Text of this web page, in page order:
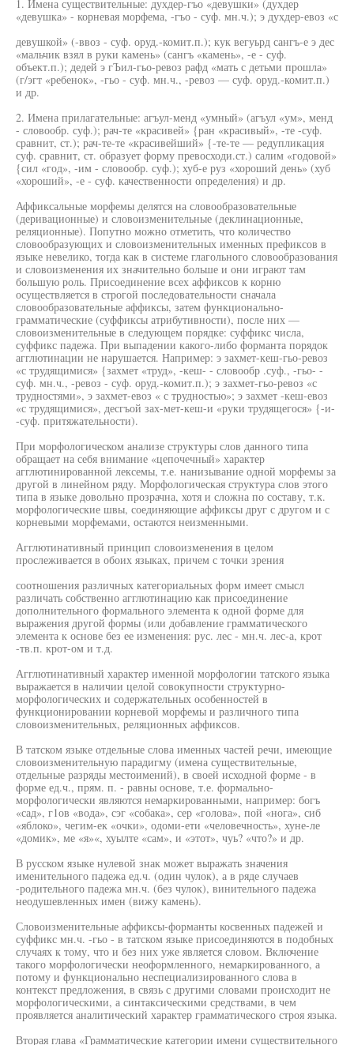
1. Имена существительные: духдер-гъо «девушки» (духдер
«девушка» - корневая морфема, -гъо - суф. мн.ч.); э духдер-евоз «с
девушкой» (-ввоз - суф. оруд.-комит.п.); кук вегуьрд сангъ-е э дес
«мальчик взял в руки камень» (сангъ «камень», -е - суф.
объект.п.); дедей э гЪил-гьо-ревоз рафд «мать с детьми прошла»
(г/эгт «ребенок», -гьо - суф. мн.ч., -ревоз — суф. оруд.-комит.п.)
и др.
2. Имена прилагательные: агъул-менд «умный» (агъул «ум», менд
- словообр. суф.); рач-те «красивей» {ран «красивый», -те -суф.
сравнит, ст.); рач-те-те «красивейший» {-те-те — редупликация
суф. сравнит, ст. образует форму превосходи.ст.) салим «годовой»
{сил «год», -им - словообр. суф.); хуб-е руз «хороший день» (хуб
«хороший», -е - суф. качественности определения) и др.
Аффиксальные морфемы делятся на словообразовательные
(деривационные) и словоизменительные (деклинационные,
реляционные). Попутно можно отметить, что количество
словообразующих и словоизменительных именных префиксов в
языке невелико, тогда как в системе глагольного словообразования
и словоизменения их значительно больше и они играют там
большую роль. Присоединение всех аффиксов к корню
осуществляется в строгой последовательности сначала
словообразовательные аффиксы, затем функционально-
грамматические (суффиксы атрибутивности), после них —
словоизменительные в следующем порядке: суффикс числа,
суффикс падежа. При выпадении какого-либо форманта порядок
агглютинации не нарушается. Например: э захмет-кеш-гьо-ревоз
«с трудящимися» {захмет «труд», -кеш- - словообр .суф., -гьо- -
суф. мн.ч., -ревоз - суф. оруд.-комит.п.); э захмет-гьо-ревоз «с
трудностями», э захмет-евоз « с трудностью»; э захмет -кеш-евоз
«с трудящимися», десгъой зах-мет-кеш-и «руки трудящегося» {-и-
-суф. притяжательности).
При морфологическом анализе структуры слов данного типа
обращает на себя внимание «цепочечный» характер
агглютинированной лексемы, т.е. нанизывание одной морфемы за
другой в линейном ряду. Морфологическая структура слов этого
типа в языке довольно прозрачна, хотя и сложна по составу, т.к.
морфологические швы, соединяющие аффиксы друг с другом и с
корневыми морфемами, остаются неизменными.
Агглютинативный принцип словоизменения в целом
прослеживается в обоих языках, причем с точки зрения
соотношения различных категориальных форм имеет смысл
различать собственно агглютинацию как присоединение
дополнительного формального элемента к одной форме для
выражения другой формы (или добавление грамматического
элемента к основе без ее изменения: рус. лес - мн.ч. лес-а, крот
-тв.п. крот-ом и т.д.
Агглютинативный характер именной морфологии татского языка
выражается в наличии целой совокупности структурно-
морфологических и содержательных особенностей в
функционировании корневой морфемы и различного типа
словоизменительных, реляционных аффиксов.
В татском языке отдельные слова именных частей речи, имеющие
словоизменительную парадигму (имена существительные,
отдельные разряды местоимений), в своей исходной форме - в
форме ед.ч., прям. п. - равны основе, т.е. формально-
морфологически являются немаркированными, например: богъ
«сад», г1ов «вода», сэг «собака», сер «голова», пой «нога», сиб
«яблоко», чегим-ек «очки», одоми-ети «человечность», хуне-ле
«домик», ме «я»«, хуылте «сам», и «этот», чуь? «что?» и др.
В русском языке нулевой знак может выражать значения
именительного падежа ед.ч. (один чулок), а в ряде случаев
-родительного падежа мн.ч. (без чулок), винительного падежа
неодушевленных имен (вижу камень).
Словоизменительные аффиксы-форманты косвенных падежей и
суффикс мн.ч. -гьо - в татском языке присоединяются в подобных
случаях к тому, что и без них уже является словом. Включение
такого морфологически неоформленного, немаркированного, а
потому и функционально неспециализированного слова в
контекст предложения, в связь с другими словами происходит не
морфологическими, а синтаксическими средствами, в чем
проявляется аналитический характер грамматического строя языка.
Вторая глава «Грамматические категории имени существительного